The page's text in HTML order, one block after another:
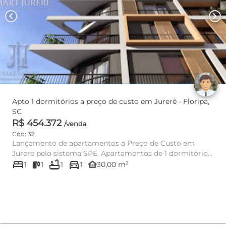
chevron_left chevron_right
Apto 1 dormitórios a preço de custo em Jurerê - Floripa,
SC
R$ 454.372 /venda
Cód: 32
Lançamento de apartamentos a Preço de Custo em
Jurere pelo sistema SPE. Apartamentos de 1 dormitório
com 30,00m2...
bed1 1 bathtub1 directions_car1 other_houses30,00 m²